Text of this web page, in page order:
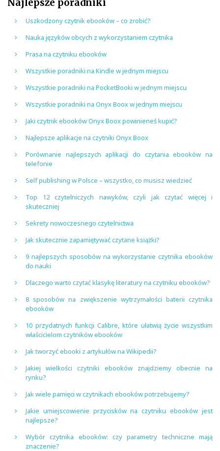
Najlepsze poradniki
Uszkodzony czytnik ebooków – co zrobić?
Nauka języków obcych z wykorzystaniem czytnika
Prasa na czytniku ebooków
Wszystkie poradniki na Kindle w jednym miejscu
Wszystkie poradniki na PocketBooki w jednym miejscu
Wszystkie poradniki na Onyx Boox w jednym miejscu
Jaki czytnik ebooków Onyx Boox powinieneś kupić?
Najlepsze aplikacje na czytniki Onyx Boox
Porównanie najlepszych aplikacji do czytania ebooków na
telefonie
Self publishing w Polsce – wszystko, co musisz wiedzieć
Top 12 czytelniczych nawyków, czyli jak czytać więcej i
skuteczniej
Sekrety nowoczesnego czytelnictwa
Jak skutecznie zapamiętywać czytane książki?
9 najlepszych sposobów na wykorzystanie czytnika ebooków
do nauki
Dlaczego warto czytać klasykę literatury na czytniku ebooków?
8 sposobów na zwiększenie wytrzymałości baterii czytnika
ebooków
10 przydatnych funkcji Calibre, które ułatwią życie wszystkim
właścicielom czytników ebooków
Jak tworzyć ebooki z artykułów na Wikipedii?
Jakiej wielkości czytniki ebooków znajdziemy obecnie na
rynku?
Jak wiele pamięci w czytnikach ebooków potrzebujemy?
Jakie umiejscowienie przycisków na czytniku ebooków jest
najlepsze?
Wybór czytnika ebooków: czy parametry techniczne mają
znaczenie?